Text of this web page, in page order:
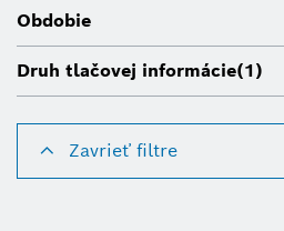
Obdobie
Druh tlačovej informácie(1)
Zavrieť filtre